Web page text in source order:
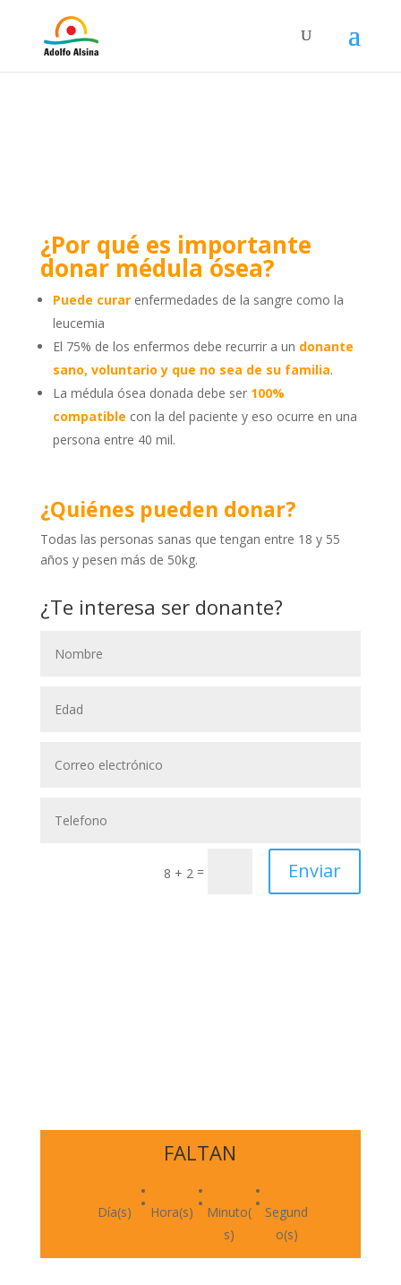
¿Por qué es importante
donar médula ósea?
Puede curarenfermedades de la sangre como la
leucemia
El 75% de los enfermos debe recurrir a un donante
sano, voluntario y que no sea de su familia.
La médula ósea donada debe ser 100%
compatible con la del paciente y eso ocurre en una
persona entre 40 mil.
¿Quiénes pueden donar?
Todas las personas sanas que tengan entre 18 y 55
años y pesen más de 50kg.
¿Te interesa ser donante?
8 + 2 = Enviar
FALTAN
Día(s) : Hora(s) : Minuto(
s)
: Segund
o(s)